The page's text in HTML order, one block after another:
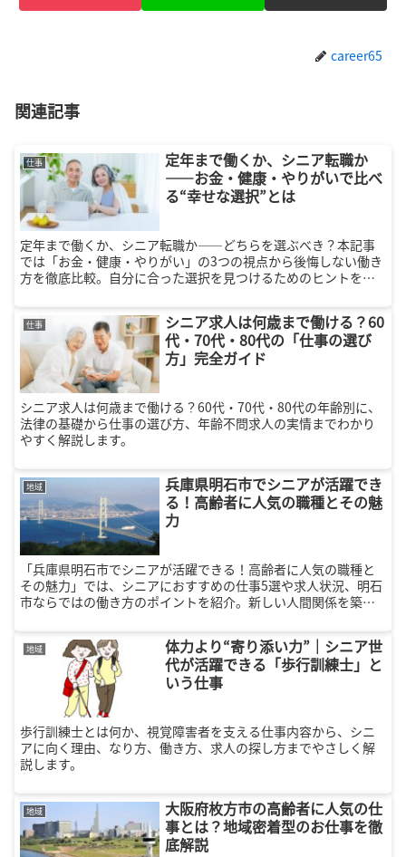
career65
関連記事
仕事
定年まで働くか、シニア転職か
――お金・健康・やりがいで比べ
る“幸せな選択”とは
定年まで働くか、シニア転職か――どちらを選ぶべき？本記事
では「お金・健康・やりがい」の3つの視点から後悔しない働き
方を徹底比較。自分に合った選択を見つけるためのヒントをわ
仕事
シニア求人は何歳まで働ける？60
代・70代・80代の「仕事の選び
方」完全ガイド
シニア求人は何歳まで働ける？60代・70代・80代の年齢別に、
法律の基礎から仕事の選び方、年齢不問求人の実情までわかり
やすく解説します。
地域
兵庫県明石市でシニアが活躍でき
る！高齢者に人気の職種とその魅
力
「兵庫県明石市でシニアが活躍できる！高齢者に人気の職種と
その魅力」では、シニアにおすすめの仕事5選や求人状況、明石
市ならではの働き方のポイントを紹介。新しい人間関係を築
ょう！
地域
体力より“寄り添い力”｜シニア世
代が活躍できる「歩行訓練士」と
いう仕事
歩行訓練士とは何か、視覚障害者を支える仕事内容から、シニ
アに向く理由、なり方、働き方、求人の探し方までやさしく解
説します。
地域
大阪府枚方市の高齢者に人気の仕
事とは？地域密着型のお仕事を徹
底解説